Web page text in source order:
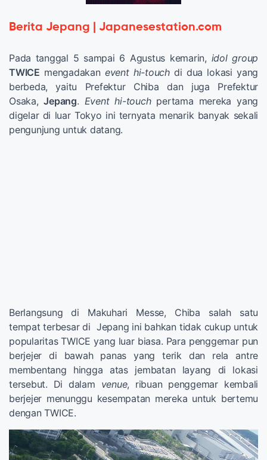
Berita Jepang | Japanesestation.com
Pada tanggal 5 sampai 6 Agustus kemarin, idol group
TWICE mengadakan event hi-touchdi dua lokasi yang
berbeda, yaitu Prefektur Chiba dan juga Prefektur
Osaka,Jepang. Event hi-touchpertama mereka yang
digelar di luar Tokyo ini ternyata menarik banyak sekali
pengunjung untuk datang.
Berlangsung di Makuhari Messe, Chiba salah satu
tempat terbesar di Jepang ini bahkan tidak cukup untuk
popularitas TWICE yang luar biasa. Para penggemar pun
berjejer di bawah panas yang terik dan rela antre
membentang hingga atas jembatan layang di lokasi
tersebut. Di dalam venue, ribuan penggemar kembali
berjejer menunggu kesempatan mereka untuk bertemu
dengan TWICE.